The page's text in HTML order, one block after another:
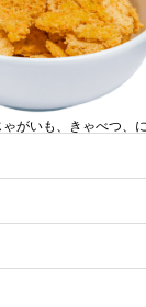
ゃがいも、きゃべつ、